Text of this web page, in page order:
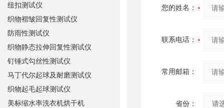
您的姓名：
联系电话：
常用邮箱：
省份：
纽扣测试仪
织物褶皱回复性测试仪
防雨性测试仪
织物静态拉伸回复性测试仪
钉锤式勾丝性测试仪
马丁代尔起球及耐磨测试仪
织物起毛起球测试仪
美标缩水率洗衣机烘干机